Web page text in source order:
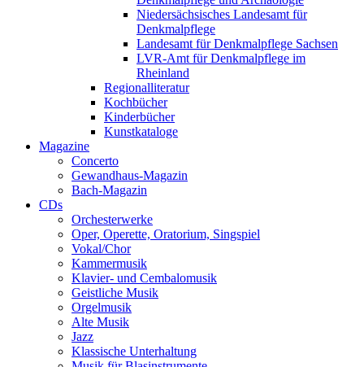
Niedersächsisches Landesamt für
Denkmalpflege
Landesamt für Denkmalpflege Sachsen
LVR-Amt für Denkmalpflege im
Rheinland
Regionalliteratur
Kochbücher
Kinderbücher
Kunstkataloge
Magazine
Concerto
Gewandhaus-Magazin
Bach-Magazin
CDs
Orchesterwerke
Oper, Operette, Oratorium, Singspiel
Vokal/Chor
Kammermusik
Klavier- und Cembalomusik
Geistliche Musik
Orgelmusik
Alte Musik
Jazz
Klassische Unterhaltung